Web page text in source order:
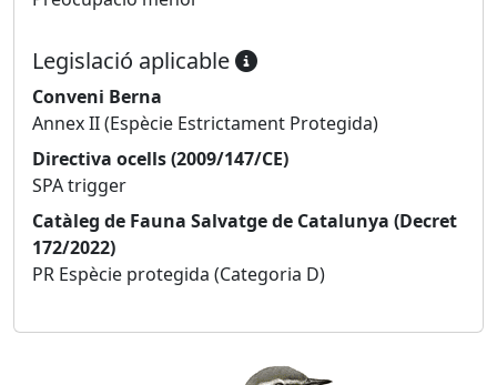
Legislació aplicable
Conveni Berna
Annex II (Espècie Estrictament Protegida)
Directiva ocells (2009/147/CE)
SPA trigger
Catàleg de Fauna Salvatge de Catalunya (Decret
172/2022)
PR Espècie protegida (Categoria D)